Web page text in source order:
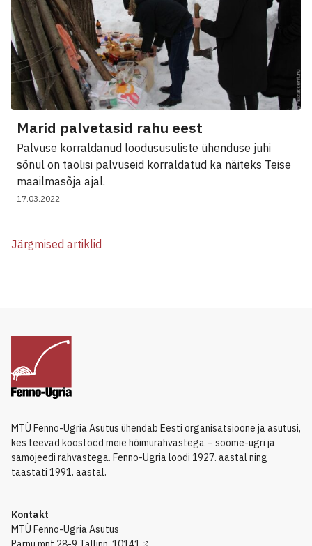
Marid palvetasid rahu eest
Palvuse korraldanud loodususuliste ühenduse juhi
sõnul on taolisi palvuseid korraldatud ka näiteks Teise
maailmasõja ajal.
17.03.2022
Järgmised artiklid
MTÜ Fenno-Ugria Asutus ühendab Eesti organisatsioone ja asutusi,
kes teevad koostööd meie hõimurahvastega – soome-ugri ja
samojeedi rahvastega. Fenno-Ugria loodi 1927. aastal ning
taastati 1991. aastal.
Kontakt
MTÜ Fenno-Ugria Asutus